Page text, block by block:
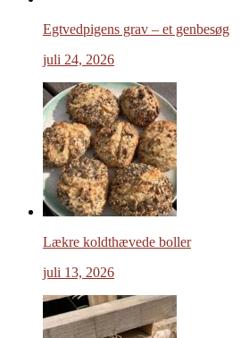
Egtvedpigens grav – et genbesøg
juli 24, 2026
Lækre koldthævede boller
juli 13, 2026